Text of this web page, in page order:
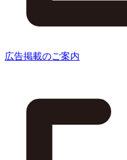
広告掲載のご案内